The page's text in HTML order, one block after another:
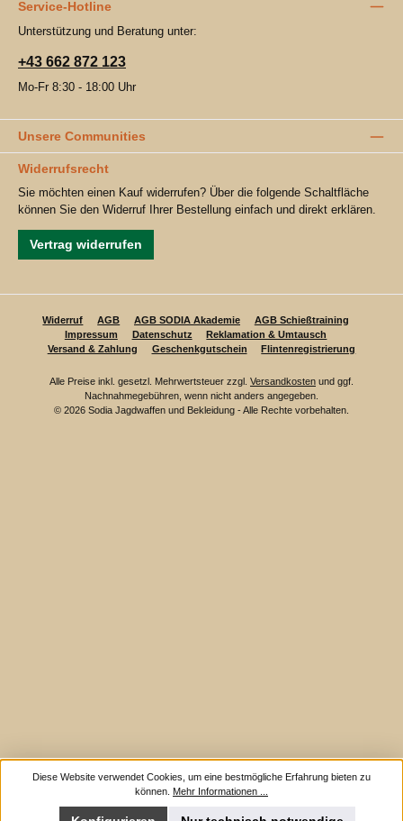
Service-Hotline
Unterstützung und Beratung unter:
+43 662 872 123
Mo-Fr 8:30 - 18:00 Uhr
Unsere Communities
Widerrufsrecht
Sie möchten einen Kauf widerrufen? Über die folgende Schaltfläche
können Sie den Widerruf Ihrer Bestellung einfach und direkt erklären.
Vertrag widerrufen
Widerruf AGB AGB SODIA Akademie
AGB Schießtraining
Impressum
Datenschutz
Reklamation & Umtausch
Versand & Zahlung
Geschenkgutschein Flintenregistrierung
Alle Preise inkl. gesetzl. Mehrwertsteuer zzgl. Versandkosten und ggf.
Nachnahmegebühren, wenn nicht anders angegeben.
© 2026 Sodia Jagdwaffen und Bekleidung - Alle Rechte vorbehalten.
Diese Website verwendet Cookies, um eine bestmögliche Erfahrung bieten zu
können. Mehr Informationen ...